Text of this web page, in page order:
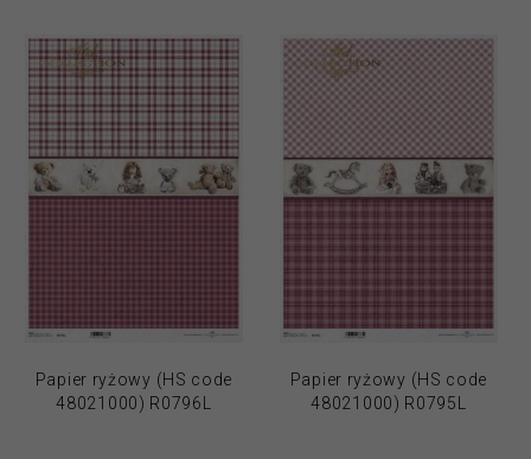
Papier ryżowy (HS code
48021000) R0796L
Papier ryżowy (HS code
48021000) R0795L